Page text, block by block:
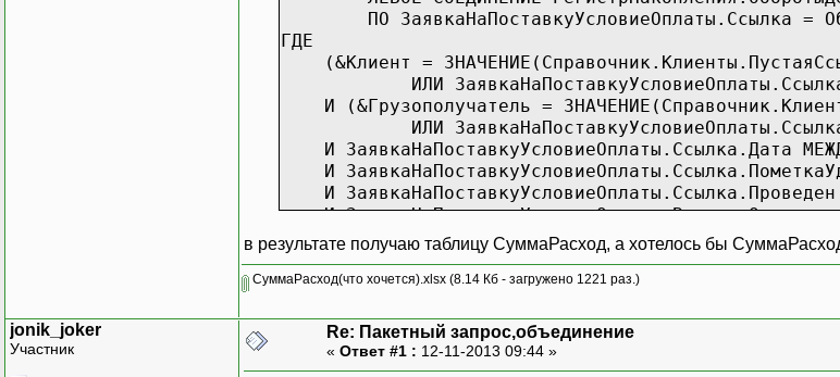
ПО ЗаявкаНаПоставкуУсловиеОплаты.Ссылка =
ГДЕ
(&Клиент =
ИЛИ
И (&Грузополучатель =
ИЛИ
И ЗаявкаНаПоставкуУсловиеОплаты.Ссылка.Дата
И
И
И ЗаявкаНаПоставкуУсловиеОплаты.ВариантОплаты =
ИТОГИ ПО
Заявка
в результате получаю таблицу СуммаРасход, а хотелось бы
СуммаРасход(что хочется).xlsx (8.14 Кб - загружено 1221 раз.)
jonik_joker
Участник
Re: Пакетный запрос,объединение
« Ответ #1 : 12-11-2013 09:44 »